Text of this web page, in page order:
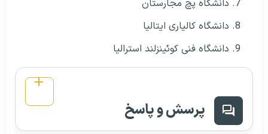
دانشگاه پچ مجارستان
دانشگاه کالیاری ایتالیا
دانشگاه فنی کوئینزلند استرالیا
پرسش و پاسخ